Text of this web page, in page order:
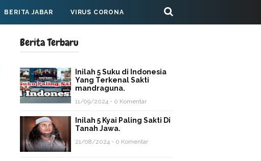
BERITA JABAR VIRUS CORONA
Berita Terbaru
Inilah 5 Suku di Indonesia
Yang Terkenal Sakti
mandraguna.
11/09/2024 - 0 Komentar
Inilah 5 Kyai Paling Sakti Di
Tanah Jawa.
21/08/2024 - 0 Komentar